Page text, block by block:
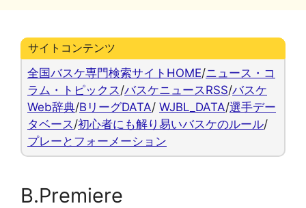
サイトコンテンツ
全国バスケ専門検索サイトHOME/ニュース・コ
ラム・トピックス /バスケニュースRSS/バスケ
Web辞典/BリーグDATA/ WJBL_DATA/選手デー
タベース /初心者にも解り易いバスケのルール/
プレーとフォーメーション
B.Premiere